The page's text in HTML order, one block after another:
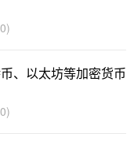
、以太坊等加密货币